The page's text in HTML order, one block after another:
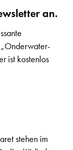
an.
ist kostenlos
stehen im